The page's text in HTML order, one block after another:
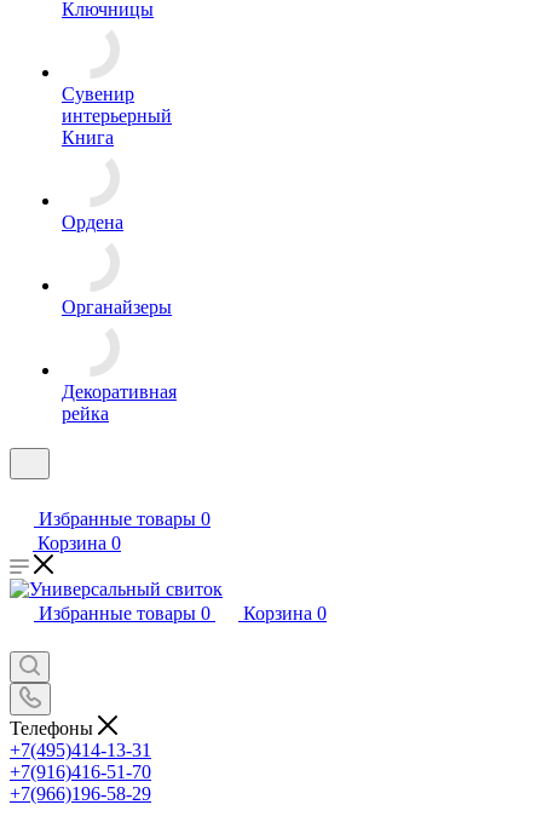
Ключницы
Сувенир
интерьерный
Книга
Ордена
Органайзеры
Декоративная
рейка
Избранные товары 0
Корзина 0
Избранные товары 0 Корзина 0
Телефоны
+7(495)414-13-31
+7(916)416-51-70
+7(966)196-58-29